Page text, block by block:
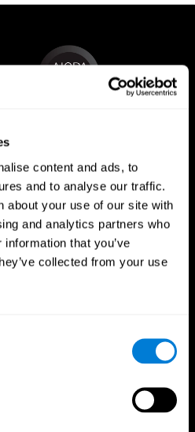
content and ads, to
and to analyse our traffic.
about your use of our site with
and analytics partners who
that you’ve
collected from your use